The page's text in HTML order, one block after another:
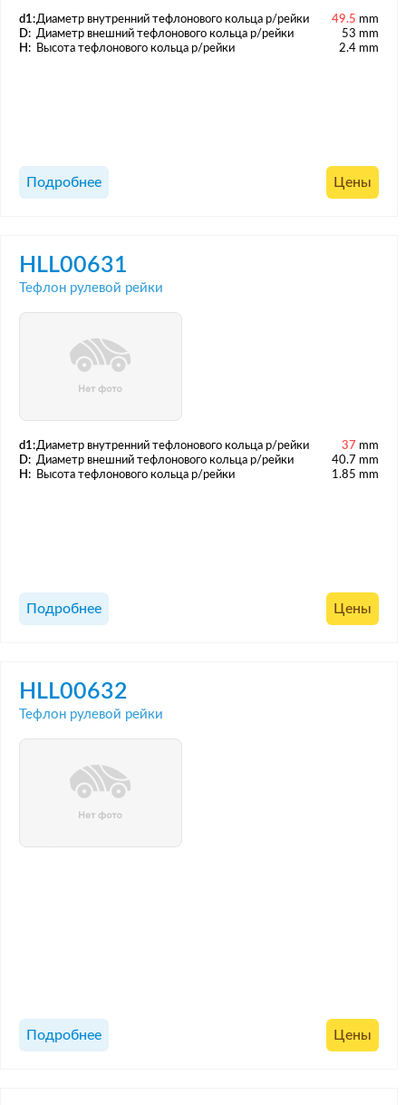
d1:Диаметр внутренний тефлонового кольца р/рейки 49.5 mm
D: Диаметр внешний тефлонового кольца р/рейки
53 mm
H:
Высота тефлонового кольца р/рейки 2.4 mm
Подробнее Цены
HLL00631
Тефлон рулевой рейки
d1:Диаметр внутренний тефлонового кольца р/рейки 37 mm
D: Диаметр внешний тефлонового кольца р/рейки
40.7 mm
H:
Высота тефлонового кольца р/рейки 1.85 mm
Подробнее Цены
HLL00632
Тефлон рулевой рейки
Подробнее Цены